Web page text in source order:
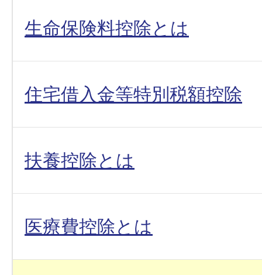
生命保険料控除とは
住宅借入金等特別税額控除
扶養控除とは
医療費控除とは